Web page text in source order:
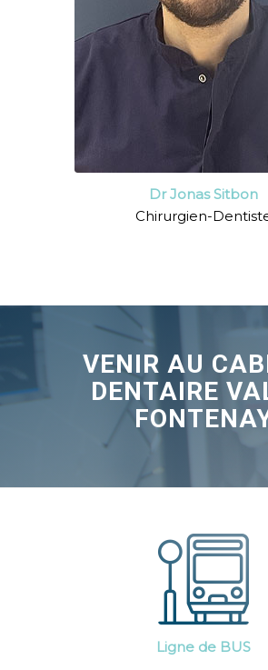
Dr Jonas Sitbon
Chirurgien-
VENIR AU
DENTAIRE
Ligne de BUS